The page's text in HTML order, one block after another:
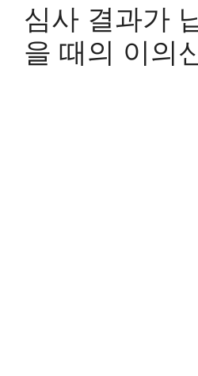
심사 결과가
을 때의 이의